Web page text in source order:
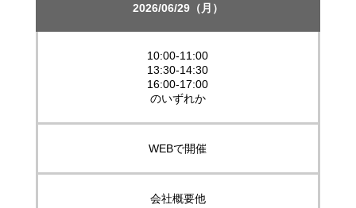
2026/06/29（月）
10:00-11:00
13:30-14:30
16:00-17:00
のいずれか
WEBで開催
会社概要他